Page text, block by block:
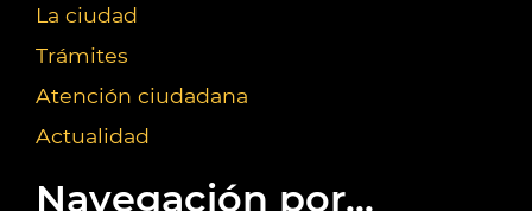
La ciudad
Trámites
Atención ciudadana
Actualidad
Navegación por...